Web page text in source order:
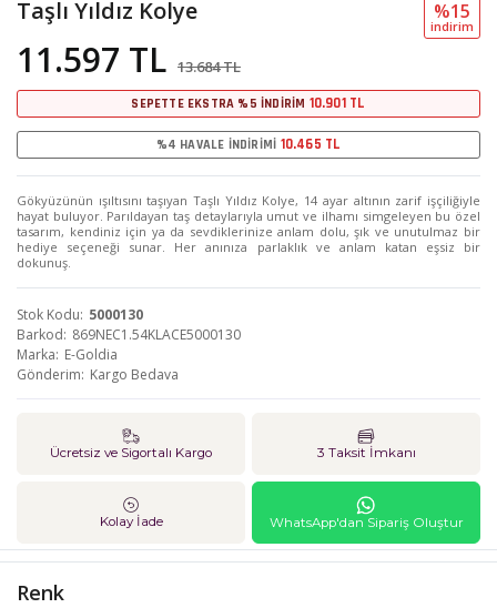
Taşlı Yıldız Kolye
11.597 TL 13.684 TL
%15
i̇ndi̇ri̇m
SEPETTE EKSTRA %5 İNDİRİM 10.901 TL
%4 HAVALE İNDİRİMİ 10.465 TL
Gökyüzünün ışıltısını taşıyan Taşlı Yıldız Kolye, 14 ayar altının zarif işçiliğiyle
hayat buluyor. Parıldayan taş detaylarıyla umut ve ilhamı simgeleyen bu özel
tasarım, kendiniz için ya da sevdiklerinize anlam dolu, şık ve unutulmaz bir
hediye seçeneği sunar. Her anınıza parlaklık ve anlam katan eşsiz bir
dokunuş.
Stok Kodu 5000130
Barkod 869NEC1.54KLACE5000130
Marka E-Goldia
Gönderim Kargo Bedava
Ücretsiz ve Sigortalı Kargo 3 Taksit İmkanı
Kolay İade WhatsApp'dan Sipariş Oluştur
Renk